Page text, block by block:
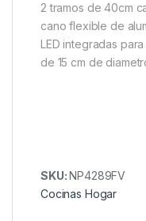
2 tramos de 40cm
cano flexible de
LED integradas
de 15 cm de
SKU:NP4289FV
Cocinas Hogar